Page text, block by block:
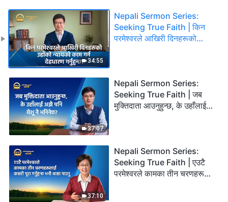
34:55
Nepali Sermon Series:
Seeking True Faith | किन
परमेश्‍वरले आखिरी दिनहरूको
37:07
Nepali Sermon Series:
Seeking True Faith | जब
मुक्तिदाता आउनुहुन्छ, के उहाँलाई
37:10
Nepali Sermon Series:
Seeking True Faith | एउटै
परमेश्‍वरले कामका तीन चरणहरूलाई